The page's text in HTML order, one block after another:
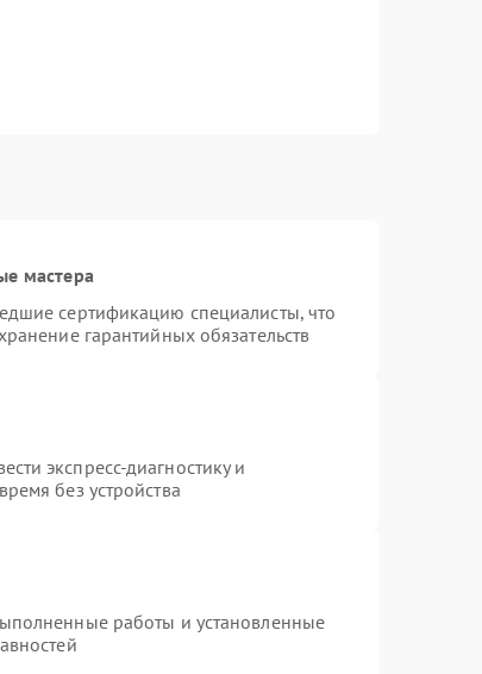
мастера
сертификацию специалисты, что
гарантийных обязательств
экспресс-диагностику и
без устройства
работы и установленные